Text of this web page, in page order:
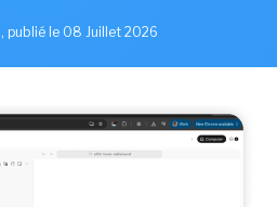
, publié le 08 Juillet 2026